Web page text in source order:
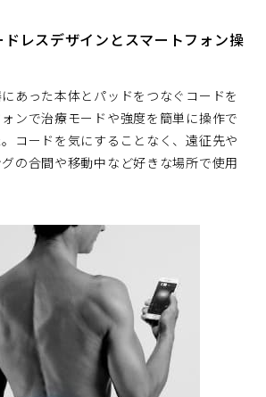
レスデザインとスマートフォン操
あった本体とパッドをつなぐコードを
ンで治療モードや強度を簡単に操作で
コードを気にすることなく、遠征先や
の合間や移動中など好きな場所で使用